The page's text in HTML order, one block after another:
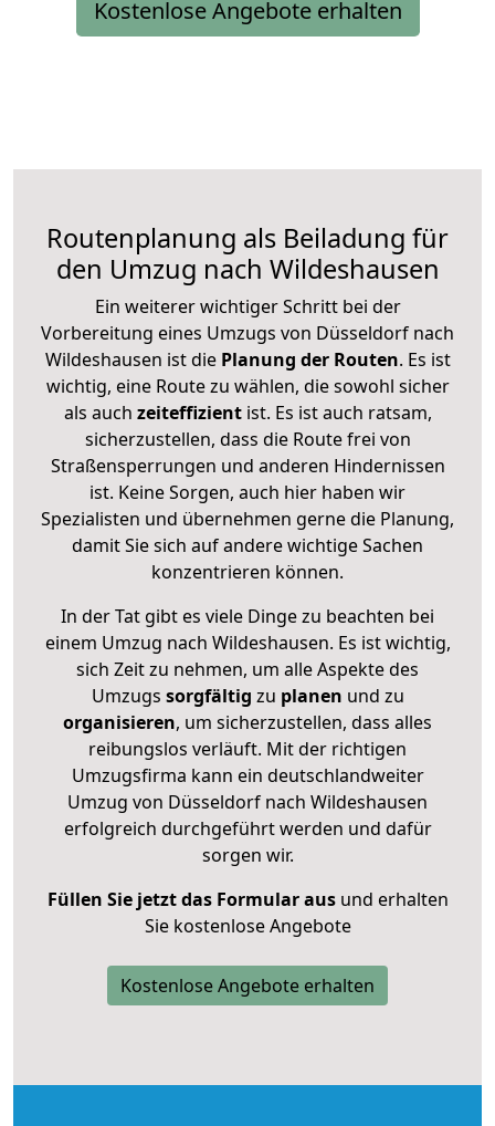
Kostenlose Angebote erhalten
Routenplanung als Beiladung für
den Umzug nach Wildeshausen
Ein weiterer wichtiger Schritt bei der
Vorbereitung eines Umzugs von Düsseldorf nach
Wildeshausen ist diePlanung der Routen. Es ist
wichtig, eine Route zu wählen, die sowohl sicher
als auch zeiteffizientist. Es ist auch ratsam,
sicherzustellen, dass die Route frei von
Straßensperrungen und anderen Hindernissen
ist. Keine Sorgen, auch hier haben wir
Spezialisten und übernehmen gerne die Planung,
damit Sie sich auf andere wichtige Sachen
konzentrieren können.
In der Tat gibt es viele Dinge zu beachten bei
einem Umzug nach Wildeshausen. Es ist wichtig,
sich Zeit zu nehmen, um alle Aspekte des
Umzugs sorgfältig zu planen und zu
organisieren, um sicherzustellen, dass alles
reibungslos verläuft. Mit der richtigen
Umzugsfirma kann ein deutschlandweiter
Umzug von Düsseldorf nach Wildeshausen
erfolgreich durchgeführt werden und dafür
sorgen wir.
Füllen Sie jetzt das Formular ausund erhalten
Sie kostenlose Angebote
Kostenlose Angebote erhalten